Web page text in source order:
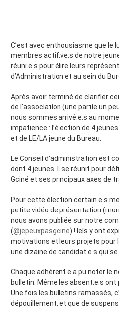
C’est avec enthousiasme que le
membres actif.ve.s de notre
réuni.e.s pour élire leurs
d’Administration et au sein du
Après avoir terminé de clarifier
de l’association (une partie un
nous sommes arrivé.e.s au
impatience : l’élection de 4
et de LE/LA jeune du Bureau.
Le Conseil d’administration est
dont 4 jeunes. Il se réunit pour
Gciné et ses principaux axes de
Pour cette élection certain.e.s
petite vidéo de présentation
nous avons publiée sur notre
(@jepeuxpasgcine) ! Iels y ont
motivations et leurs projets pour
une dizaine de candidat.e.s qui
Chaque adhérent.e a pu noter le
bulletin. Même les absent.e.s ont
Une fois les bulletins ramassés,
dépouillement, et que de